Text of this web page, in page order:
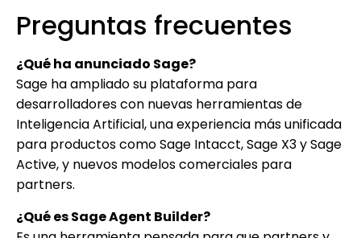
Preguntas frecuentes
¿Qué ha anunciado Sage?
Sage ha ampliado su plataforma para
desarrolladores con nuevas herramientas de
Inteligencia Artificial, una experiencia más unificada
para productos como Sage Intacct, Sage X3 y Sage
Active, y nuevos modelos comerciales para
partners.
¿Qué es Sage Agent Builder?